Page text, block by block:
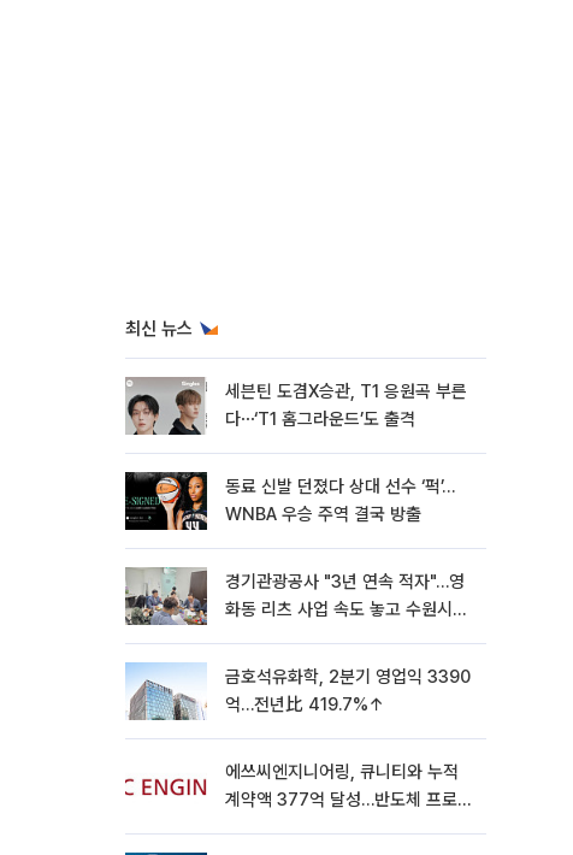
최신 뉴스
세븐틴 도겸X승관, T1 응원곡 부른
다⋯‘T1 홈그라운드’도 출격
동료 신발 던졌다 상대 선수 ‘퍽’…
WNBA 우승 주역 결국 방출
경기관광공사 "3년 연속 적자"…영
화동 리츠 사업 속도 놓고 수원시와
금호석유화학, 2분기 영업익 3390
억…전년比 419.7%↑
에쓰씨엔지니어링, 큐니티와 누적
계약액 377억 달성…반도체 프로젝